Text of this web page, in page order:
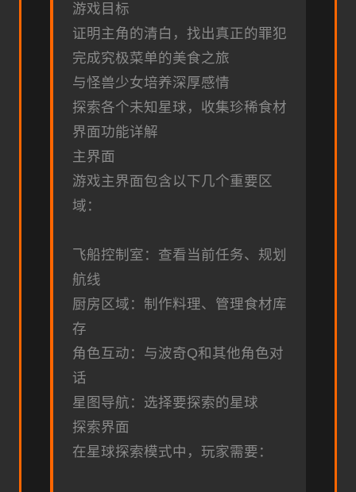
游戏目标
证明主角的清白，找出真正的罪犯
完成究极菜单的美食之旅
与怪兽少女培养深厚感情
探索各个未知星球，收集珍稀食材
界面功能详解
主界面
游戏主界面包含以下几个重要区
域：
飞船控制室：查看当前任务、规划
航线
厨房区域：制作料理、管理食材库
存
角色互动：与波奇Q和其他角色对
话
星图导航：选择要探索的星球
探索界面
在星球探索模式中，玩家需要：